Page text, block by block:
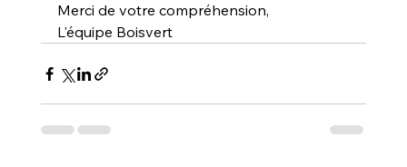
Merci de votre compréhension,
L'équipe Boisvert